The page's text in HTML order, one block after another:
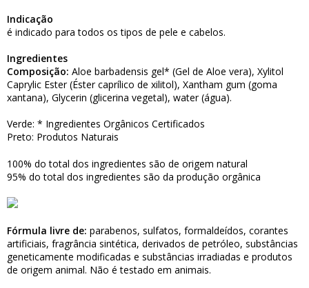
Indicação
é indicado para todos os tipos de pele e cabelos.
Ingredientes
Composição: Aloe barbadensis gel* (Gel de Aloe vera), Xylitol
Caprylic Ester (Éster caprílico de xilitol), Xantham gum (goma
xantana), Glycerin (glicerina vegetal), water (água).
Verde: * Ingredientes Orgânicos Certificados
Preto: Produtos Naturais
100% do total dos ingredientes são de origem natural
95% do total dos ingredientes são da produção orgânica
Fórmula livre de: parabenos, sulfatos, formaldeídos, corantes
artificiais, fragrância sintética, derivados de petróleo, substâncias
geneticamente modificadas e substâncias irradiadas e produtos
de origem animal. Não é testado em animais.